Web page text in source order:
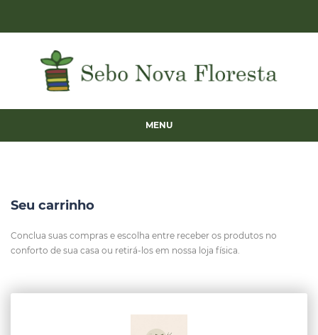
MENU
Seu carrinho
Conclua suas compras e escolha entre receber os produtos no
conforto de sua casa ou retirá-los em nossa loja física.